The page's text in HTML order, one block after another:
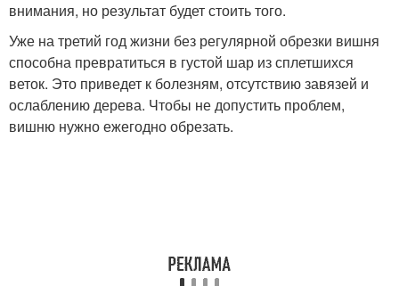
внимания, но результат будет стоить того.
Уже на третий год жизни без регулярной обрезки вишня
способна превратиться в густой шар из сплетшихся
веток. Это приведет к болезням, отсутствию завязей и
ослаблению дерева. Чтобы не допустить проблем,
вишню нужно ежегодно обрезать.